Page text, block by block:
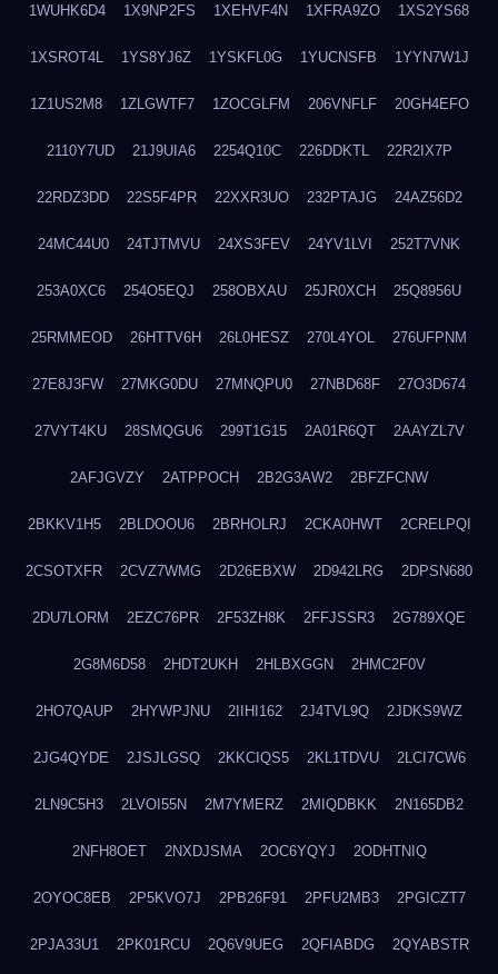
1WUHK6D4 1X9NP2FS 1XEHVF4N 1XFRA9ZO 1XS2YS68
1XSROT4L 1YS8YJ6Z 1YSKFL0G 1YUCNSFB 1YYN7W1J
1Z1US2M8 1ZLGWTF7 1ZOCGLFM 206VNFLF 20GH4EFO
2110Y7UD 21J9UIA6 2254Q10C 226DDKTL 22R2IX7P
22RDZ3DD 22S5F4PR 22XXR3UO 232PTAJG 24AZ56D2
24MC44U0 24TJTMVU 24XS3FEV 24YV1LVI 252T7VNK
253A0XC6 254O5EQJ 258OBXAU 25JR0XCH 25Q8956U
25RMMEOD 26HTTV6H 26L0HESZ 270L4YOL 276UFPNM
27E8J3FW 27MKG0DU 27MNQPU0 27NBD68F 27O3D674
27VYT4KU 28SMQGU6 299T1G15 2A01R6QT 2AAYZL7V
2AFJGVZY 2ATPPOCH 2B2G3AW2 2BFZFCNW
2BKKV1H5 2BLDOOU6 2BRHOLRJ 2CKA0HWT 2CRELPQI
2CSOTXFR 2CVZ7WMG 2D26EBXW 2D942LRG 2DPSN680
2DU7LORM 2EZC76PR 2F53ZH8K 2FFJSSR3 2G789XQE
2G8M6D58 2HDT2UKH 2HLBXGGN 2HMC2F0V
2HO7QAUP 2HYWPJNU 2IIHI162 2J4TVL9Q 2JDKS9WZ
2JG4QYDE 2JSJLGSQ 2KKCIQS5 2KL1TDVU 2LCI7CW6
2LN9C5H3 2LVOI55N 2M7YMERZ 2MIQDBKK 2N165DB2
2NFH8OET 2NXDJSMA 2OC6YQYJ 2ODHTNIQ
2OYOC8EB 2P5KVO7J 2PB26F91 2PFU2MB3 2PGICZT7
2PJA33U1 2PK01RCU 2Q6V9UEG 2QFIABDG 2QYABSTR